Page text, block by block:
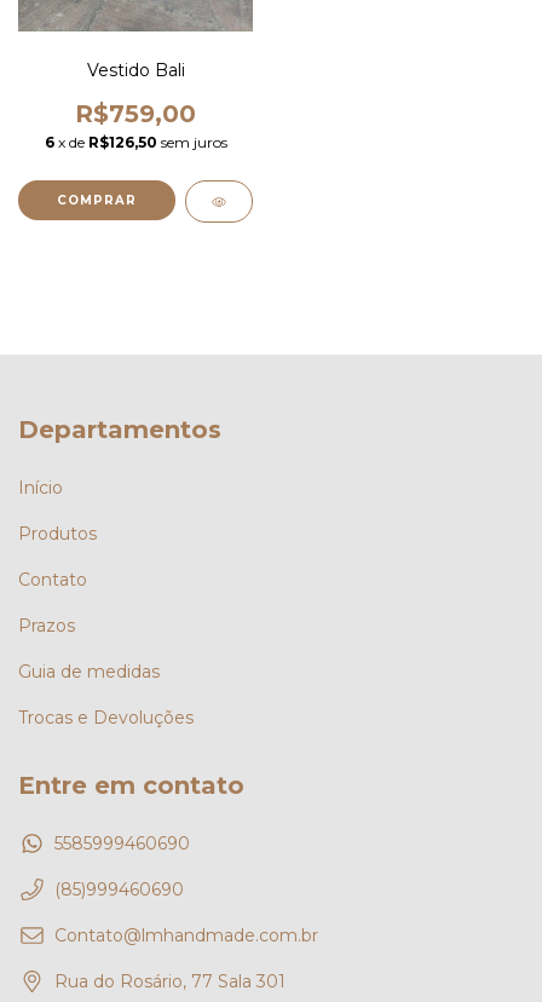
Vestido Bali
R$759,00
6 x de R$126,50 sem juros
COMPRAR
Departamentos
Início
Produtos
Contato
Prazos
Guia de medidas
Trocas e Devoluções
Entre em contato
5585999460690
(85)999460690
Contato@lmhandmade.com.br
Rua do Rosário, 77 Sala 301